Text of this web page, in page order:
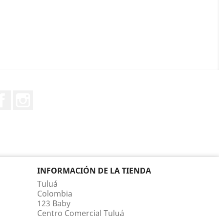
INFORMACIÓN DE LA TIENDA
Tuluá
Colombia
123 Baby
Centro Comercial Tuluá